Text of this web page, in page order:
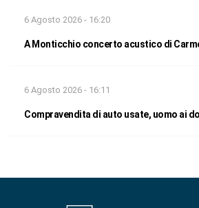
6 Agosto 2026 - 16:20
A Monticchio concerto acustico di
6 Agosto 2026 - 16:11
Compravendita di auto usate, uomo ai